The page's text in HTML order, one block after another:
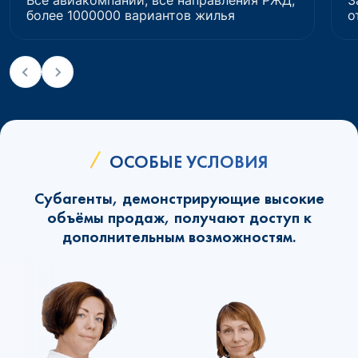
более 1000000 вариантов жилья
ОСОБЫЕ УСЛОВИЯ
Субагенты, демонстрирующие высокие
объёмы продаж, получают доступ к
дополнительным возможностям.